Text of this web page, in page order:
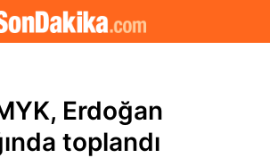
Erdoğan
toplandı